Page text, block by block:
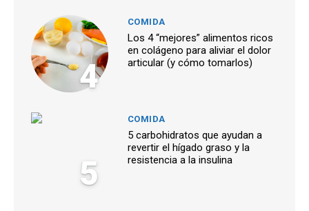
4
COMIDA
Los 4 “mejores” alimentos ricos
en colágeno para aliviar el dolor
articular (y cómo tomarlos)
5
COMIDA
5 carbohidratos que ayudan a
revertir el hígado graso y la
resistencia a la insulina